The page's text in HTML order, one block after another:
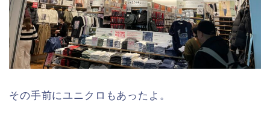
その手前にユニクロもあったよ。